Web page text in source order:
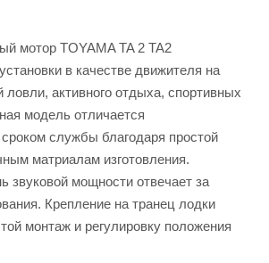
мотор TOYAMA TA 2 TA2
в качестве движителя на
активного отдыха, спортивных
модель отличается
службы благодаря простой
матриалам изготовления.
звуковой мощности отвечает за
Крепление на транец лодки
монтаж и регулировку положения